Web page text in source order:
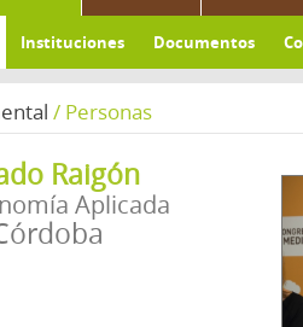
Instituciones Documentos
/ Personas
Raigón
Aplicada